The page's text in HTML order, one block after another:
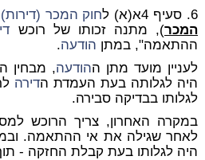
6. סעיף 4א(א) ל
חוק המכר (דירות)
המכר), מתנה זכותו של רוכש
ההתאמה", במתן הודעה.
לעניין מועד מתן ההודעה, מבחין
היה לגלותה בעת העמדת הדירה
לגלותו בבדיקה סבירה.
במקרה האחרון, צריך הרוכש
לאחר שגילה את אי ההתאמה.
היה לגלותו בעת קבלת החזקה -